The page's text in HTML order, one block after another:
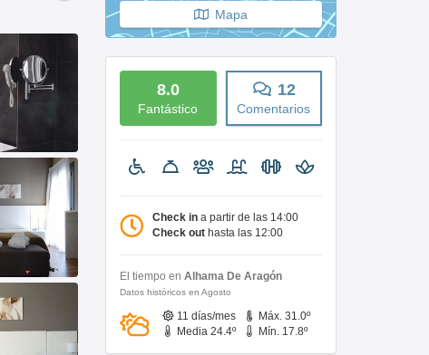
Mapa
8.0
Fantástico
12
Comentarios
Check in a partir de las 14:00
Check out hasta las 12:00
El tiempo en Alhama De Aragón
Datos históricos en Agosto
11 días/mes
Máx. 31.0º
Media 24.4º
Mín. 17.8º